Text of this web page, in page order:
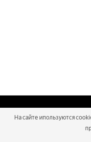
На сайте ипользуются